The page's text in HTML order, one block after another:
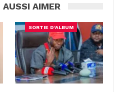
AUSSI AIMER
SORTIE D'ALBUM